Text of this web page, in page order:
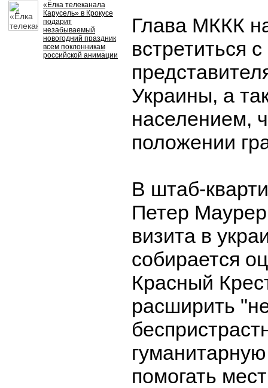
«Ёлка телеканала
Карусель» в Крокусе
подарит
незабываемый
новогодний праздник
всем поклонникам
российской анимации
Глава МККК
встретиться с
Украины, а
населением,
положении
В штаб-
Петер Маурер
визита в
собирается
Красный
расширить
помогать